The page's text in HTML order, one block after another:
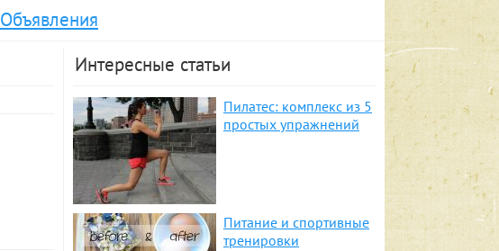
Объявления
Интересные статьи
Пилатес: комплекс из 5
простых упражнений
Питание и спортивные
тренировки